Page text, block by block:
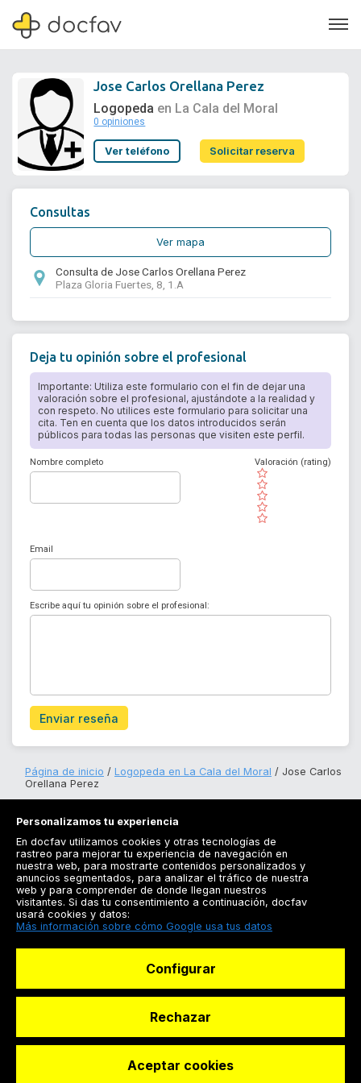
Soporte
Jose Carlos Orellana Perez
Logopeda en La Cala del Moral
0 opiniones
Ver teléfono Solicitar reserva
Consultas
Ver mapa
Consulta de Jose Carlos Orellana Perez
Plaza Gloria Fuertes, 8, 1.A
Deja tu opinión sobre el profesional
Importante: Utiliza este formulario con el fin de dejar una
valoración sobre el profesional, ajustándote a la realidad y
con respeto. No utilices este formulario para solicitar una
cita. Ten en cuenta que los datos introducidos serán
públicos para todas las personas que visiten este perfil.
Nombre completo
( )
( )
( )
( )
( )
Valoración (rating)
Email
Escribe aquí tu opinión sobre el profesional:
Enviar reseña
Página de inicio Logopeda en La Cala del Moral
Jose Carlos
Orellana Perez
Registrarse
Docfav
© Dashboard Technologies S.L
Personalizamos tu experiencia
En docfav utilizamos cookies y otras tecnologías de
rastreo para mejorar tu experiencia de navegación en
nuestra web, para mostrarte contenidos personalizados y
anuncios segmentados, para analizar el tráfico de nuestra
web y para comprender de donde llegan nuestros
visitantes. Si das tu consentimiento a continuación, docfav
usará cookies y datos:
Más información sobre cómo Google usa tus datos
Configurar
Rechazar
Aceptar cookies